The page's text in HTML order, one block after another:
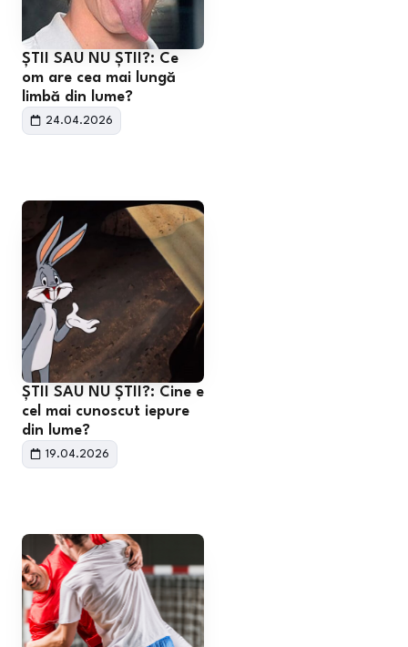
ȘTII SAU NU ȘTII?: Ce
om are cea mai lungă
limbă din lume?
24.04.2026
ȘTII SAU NU ȘTII?: Cine e
cel mai cunoscut iepure
din lume?
19.04.2026